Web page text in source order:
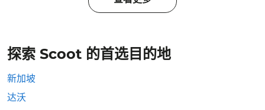
探索 Scoot 的首选目的地
新加坡
达沃